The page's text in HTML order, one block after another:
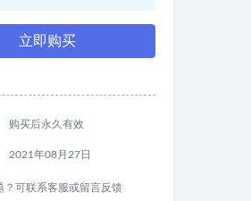
立即购买
购买后永久有效
2021年08月27日
？可联系客服或留言反馈